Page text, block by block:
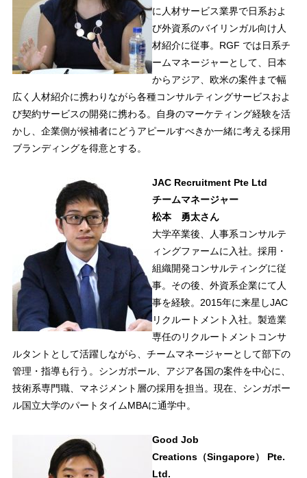
に人材サービス業界で日系およ
び外資系のバイリンガル向け人
材紹介に従事。RGF では日系チ
ームマネージャーとして、日本
からアジア、欧米の案件まで幅
広く人材紹介に携わりながら各種コンサルティングサービスおよ
び契約サービスの開発に携わる。自身のマーケティング経験を活
かし、企業側が候補者にどうアピールすべきか一緒に考える採用
ブランディングを得意とする。
JAC Recruitment Pte Ltd
チームマネージャー
松本 勇太さん
大学卒業後、人事系コンサルテ
ィングファームに入社。採用・
組織開発コンサルティングに従
事。その後、外資系企業にて人
事を経験。2015年に来星しJAC
リクルートメント入社。製造業
専任のリクルートメントコンサ
ルタントとして活躍しながら、チームマネージャーとして部下の
管理・指導も行う。シンガポール、アジア各国の案件を中心に、
技術系専門職、マネジメント層の採用を担当。現在、シンガポー
ル国立大学のパートタイムMBAに通学中。
Good Job
Creations（Singapore） Pte.
Ltd.